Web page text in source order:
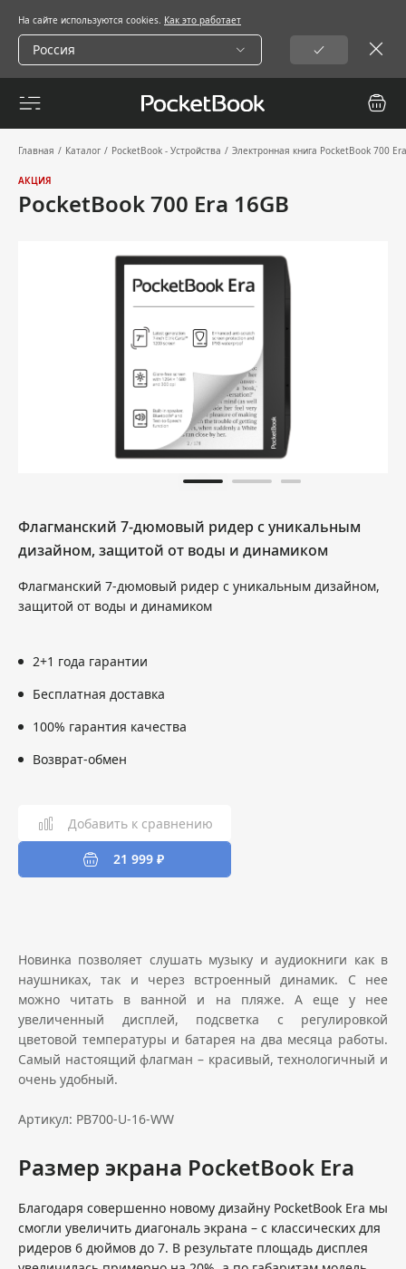
На сайте используются cookies. Как это работает
Россия
Главная / Каталог / PocketBook - Устройства / Электронная книга PocketBook 700
PocketBook 700 Era 16GB
АКЦИЯ
Флагманский 7-дюмовый ридер с уникальным
дизайном, защитой от воды и динамиком
Флагманский 7-дюмовый ридер с уникальным дизайном,
защитой от воды и динамиком
2+1 года гарантии
Бесплатная доставка
100% гарантия качества
Возврат-обмен
Добавить к сравнению
21 999 ₽
Новинка позволяет слушать музыку и аудиокниги как в
наушниках, так и через встроенный динамик. С нее
можно читать в ванной и на пляже. А еще у нее
увеличенный дисплей, подсветка с регулировкой
цветовой температуры и батарея на два месяца работы.
Самый настоящий флагман – красивый, технологичный и
очень удобный.
Артикул: PB700-U-16-WW
Размер экрана PocketBook Era
Благодаря совершенно новому дизайну PocketBook Era мы
смогли увеличить диагональ экрана – с классических для
ридеров 6 дюймов до 7. В результате площадь дисплея